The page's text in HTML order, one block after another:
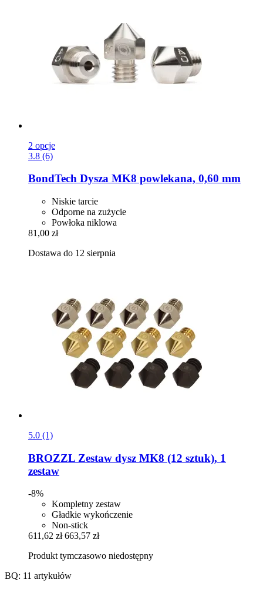
2 opcje
3.8 (6)
BondTech Dysza MK8 powlekana, 0,60 mm
Niskie tarcie
Odporne na zużycie
Powłoka niklowa
81,00 zł
Dostawa do 12 sierpnia
5.0 (1)
BROZZL Zestaw dysz MK8 (12 sztuk), 1
zestaw
-8%
Kompletny zestaw
Gładkie wykończenie
Non-stick
611,62 zł 663,57 zł
Produkt tymczasowo niedostępny
BQ: 11 artykułów